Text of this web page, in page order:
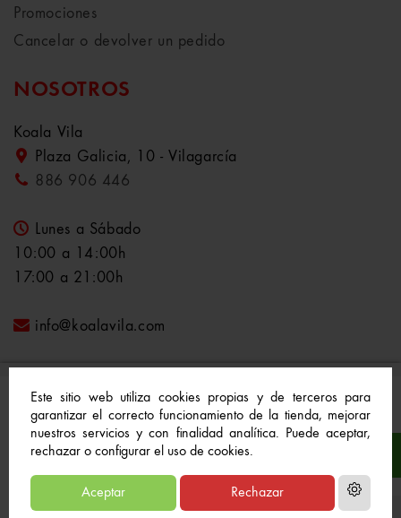
Este sitio web utiliza cookies propias y de terceros para
garantizar el correcto funcionamiento de la tienda, mejorar
nuestros servicios y con finalidad analítica. Puede aceptar,
rechazar o configurar el uso de cookies.
Aceptar Rechazar
Promociones
Cancelar o devolver un pedido
NOSOTROS
Koala Vila
Plaza Galicia, 10 - Vilagarcía
886 906 446
Lunes a Sábado
10:00 a 14:00h
17:00 a 21:00h
info@koalavila.com
© 2021-2022 Koala Vila™. Todos los derechos